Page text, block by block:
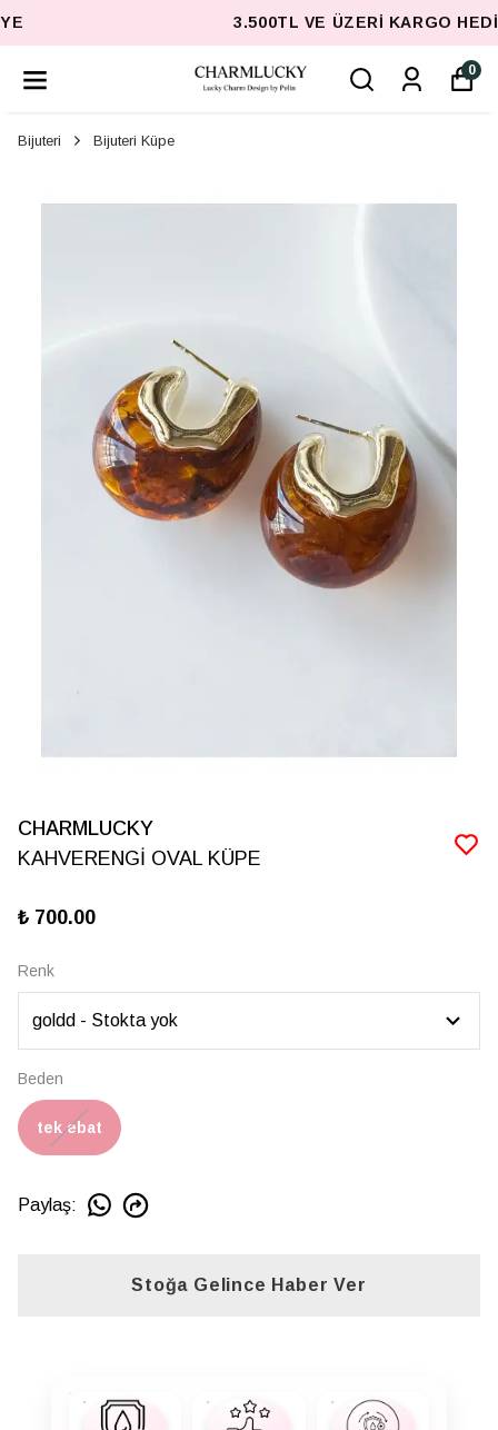
3.500TL VE ÜZERI KARGO HEDIYE
0
Bijuteri Bijuteri Küpe
CHARMLUCKY
KAHVERENGİ OVAL KÜPE
₺ 700.00
Renk
Beden
tek ebat
Paylaş:
Stoğa Gelince Haber Ver